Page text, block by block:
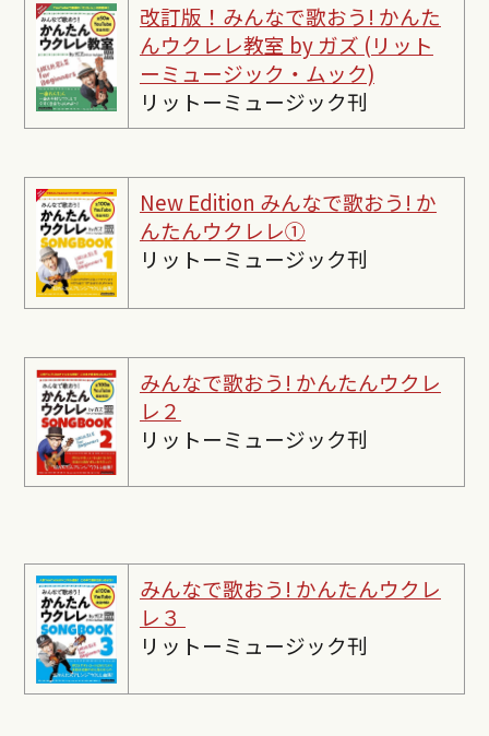
改訂版！みんなで歌おう! かんた
んウクレレ教室 by ガズ (リット
ーミュージック・ムック)
リットーミュージック刊
New Edition みんなで歌おう! か
んたんウクレレ①
リットーミュージック刊
みんなで歌おう! かんたんウクレ
レ２
リットーミュージック刊
みんなで歌おう! かんたんウクレ
レ３
リットーミュージック刊